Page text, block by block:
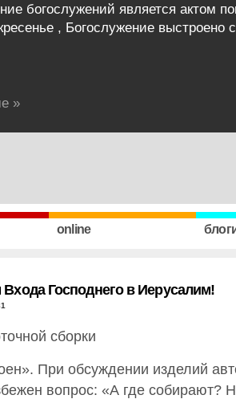
богослужений является актом
, Богослужение
»
online
Господнего в Иерусалим!
сборки
При обсуждении изделий
вопрос: «А где собирают?